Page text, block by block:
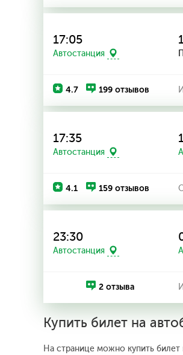
17:05
Автостанция
4.7 199 отзывов
17:35
Автостанция
4.1 159 отзывов
23:30
Автостанция
2 отзыва
Купить билет на
На странице можно купить